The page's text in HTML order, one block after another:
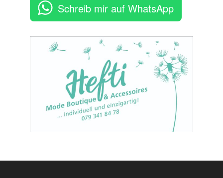
Schreib mir auf WhatsApp